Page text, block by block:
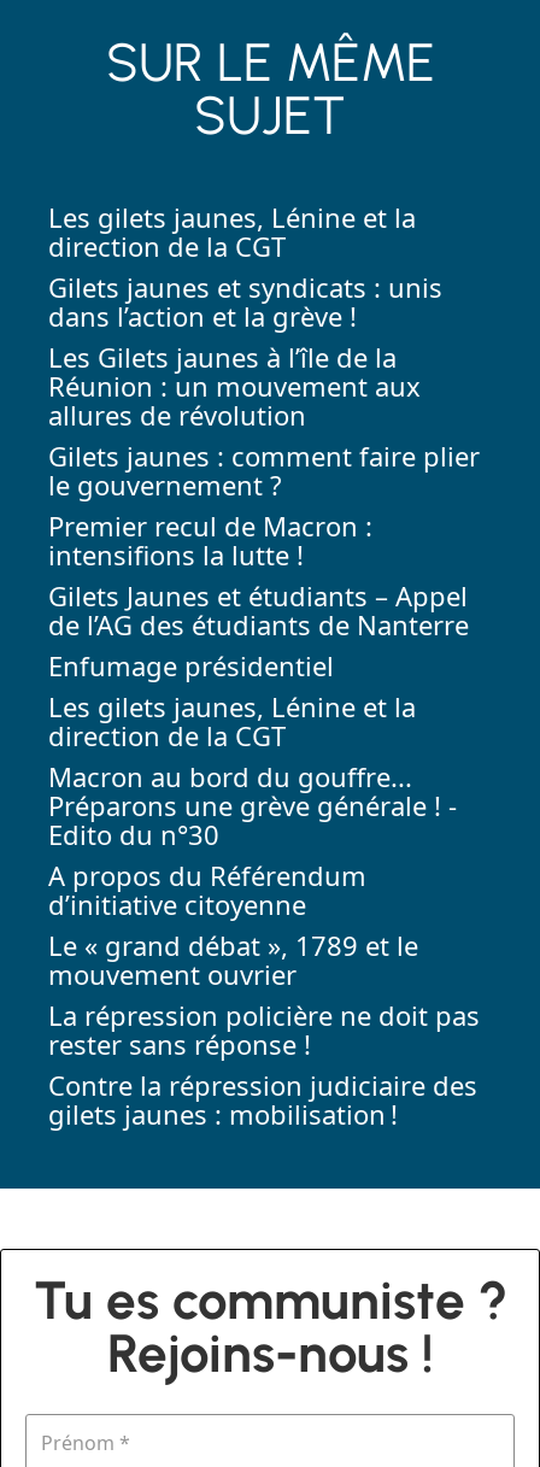
SUR LE MÊME
SUJET
Les gilets jaunes, Lénine et la
direction de la CGT
Gilets jaunes et syndicats : unis
dans l’action et la grève !
Les Gilets jaunes à l’île de la
Réunion : un mouvement aux
allures de révolution
Gilets jaunes : comment faire plier
le gouvernement ?
Premier recul de Macron :
intensifions la lutte !
Gilets Jaunes et étudiants – Appel
de l’AG des étudiants de Nanterre
Enfumage présidentiel
Les gilets jaunes, Lénine et la
direction de la CGT
Macron au bord du gouffre...
Préparons une grève générale ! -
Edito du n°30
A propos du Référendum
d’initiative citoyenne
Le « grand débat », 1789 et le
mouvement ouvrier
La répression policière ne doit pas
rester sans réponse !
Contre la répression judiciaire des
gilets jaunes : mobilisation !
Tu es communiste ?
Rejoins-nous !